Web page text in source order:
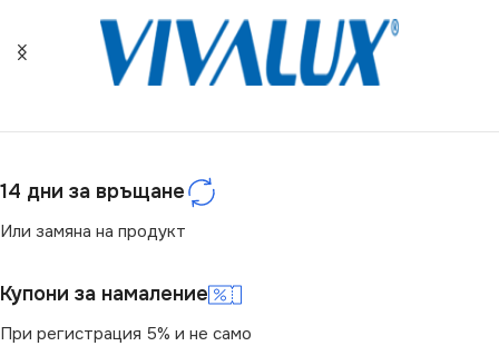
НАПРЕЖЕНИЕ (V)
(LM)
ЦОКЪЛ E14
14 дни за връщане
Или замяна на продукт
Купони за намаление
При регистрация 5% и не само